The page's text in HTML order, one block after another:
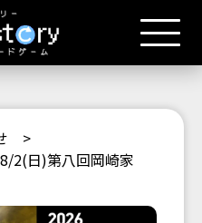
>
2(日)第八回岡崎家